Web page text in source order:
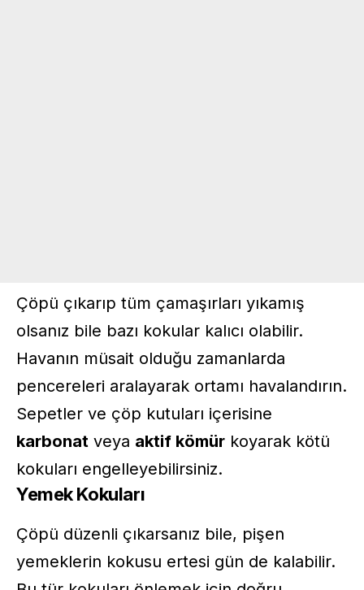
Çöpü çıkarıp tüm çamaşırları yıkamış
olsanız bile bazı kokular kalıcı olabilir.
Havanın müsait olduğu zamanlarda
pencereleri aralayarak ortamı havalandırın.
Sepetler ve çöp kutuları içerisine
karbonat veya aktif kömür koyarak kötü
kokuları engelleyebilirsiniz.
Yemek Kokuları
Çöpü düzenli çıkarsanız bile, pişen
yemeklerin kokusu ertesi gün de kalabilir.